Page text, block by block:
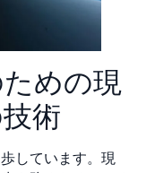
めの現
術
しています。現